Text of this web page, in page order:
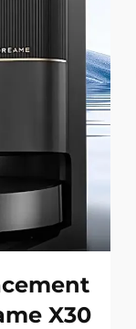
X30